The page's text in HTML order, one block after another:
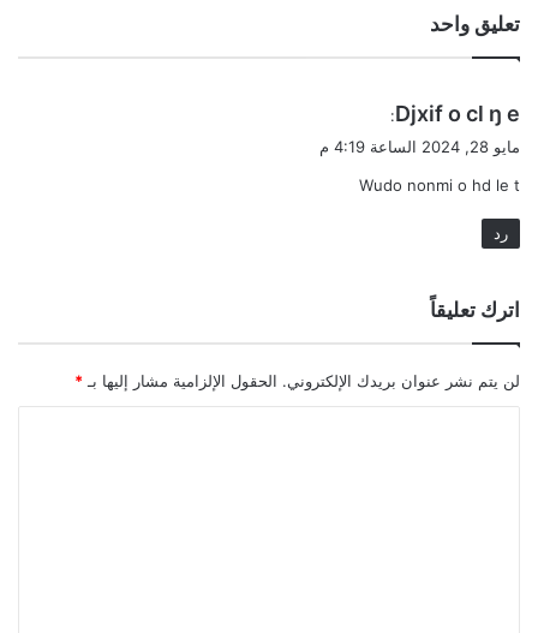
تعليق واحد
ي
ل
Djxif o cl ŋ e
:
مايو 28, 2024 الساعة 4:19 م
Wudo nonmi o hd le t
رد
اترك تعليقاً
لن يتم نشر عنوان بريدك الإلكتروني. الحقول الإلزامية مشار إليها بـ *